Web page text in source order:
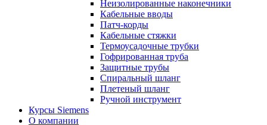
Неизолированные наконечники
Кабельные вводы
Патч-корды
Кабельные стяжки
Термоусадочные трубки
Гофрированная труба
Защитные трубы
Спиральный шланг
Плетеный шланг
Ручной инструмент
Курсы Siemens
О компании